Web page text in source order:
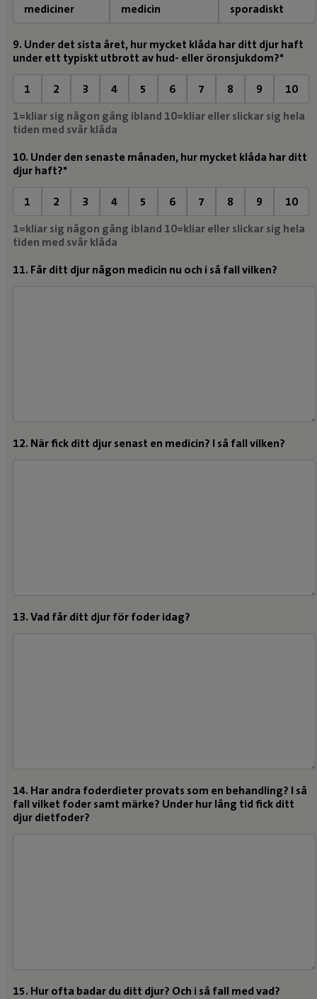
mediciner
medicin
sporadiskt
9. Under det sista året, hur mycket klåda har ditt djur haft
under ett typiskt utbrott av hud- eller öronsjukdom?*
1 2 3 4 5 6 7 8 9
10
1=kliar sig någon gång ibland 10=kliar eller slickar sig hela
tiden med svår klåda
10. Under den senaste månaden, hur mycket klåda har ditt
djur haft?*
1 2 3 4 5 6 7 8 9
10
1=kliar sig någon gång ibland 10=kliar eller slickar sig hela
tiden med svår klåda
11. Får ditt djur någon medicin nu och i så fall vilken?
12. När fick ditt djur senast en medicin? I så fall vilken?
13. Vad får ditt djur för foder idag?
14. Har andra foderdieter provats som en behandling? I så
fall vilket foder samt märke? Under hur lång tid fick ditt
djur dietfoder?
15. Hur ofta badar du ditt djur? Och i så fall med vad?